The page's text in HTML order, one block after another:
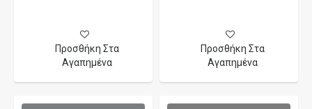
Προσθήκη Στα
Αγαπημένα
Προσθήκη Στα
Αγαπημένα